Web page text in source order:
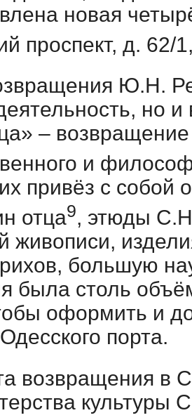
новая
проспект, д. 62/
Ю.Н.
но
–
и
привёз с собой
отца9, этюды
живописи,
большую
была столь
оформить и
порта.
возвращения в
культуры